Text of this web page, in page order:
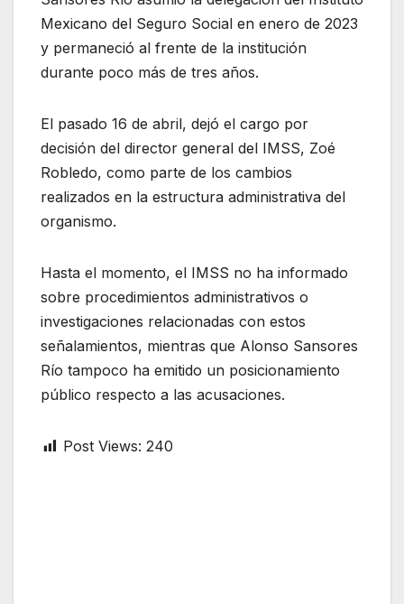
Mexicano del Seguro Social en enero de 2023
y permaneció al frente de la institución
durante poco más de tres años.
El pasado 16 de abril, dejó el cargo por
decisión del director general del IMSS, Zoé
Robledo, como parte de los cambios
realizados en la estructura administrativa del
organismo.
Hasta el momento, el IMSS no ha informado
sobre procedimientos administrativos o
investigaciones relacionadas con estos
señalamientos, mientras que Alonso Sansores
Río tampoco ha emitido un posicionamiento
público respecto a las acusaciones.
Post Views: 240